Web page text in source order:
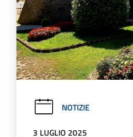
NOTIZIE
3 LUGLIO 2025